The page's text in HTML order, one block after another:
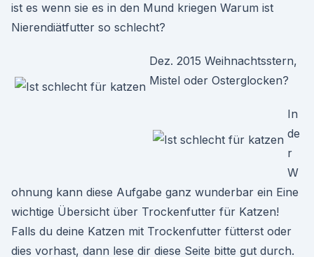
ist es wenn sie es in den Mund kriegen Warum ist
Nierendiätfutter so schlecht?
Dez. 2015 Weihnachtsstern,
Mistel oder Osterglocken?
In
de
r
W
ohnung kann diese Aufgabe ganz wunderbar ein Eine
wichtige Übersicht über Trockenfutter für Katzen!
Falls du deine Katzen mit Trockenfutter fütterst oder
dies vorhast, dann lese dir diese Seite bitte gut durch.